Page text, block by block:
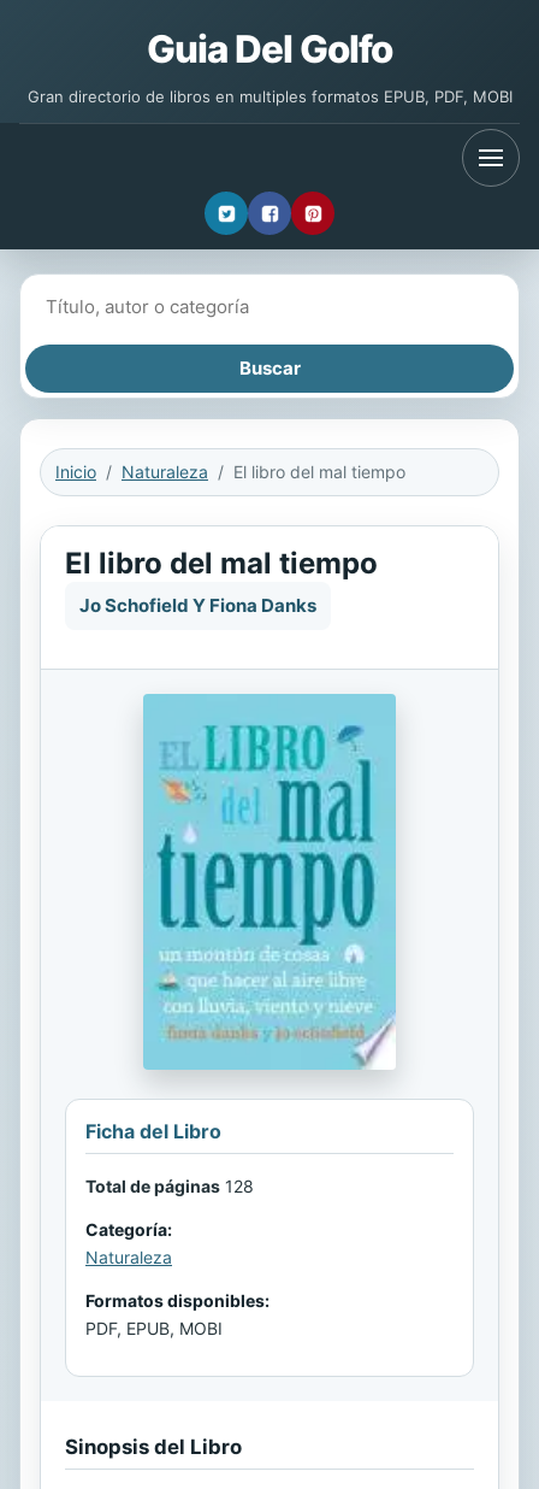
Guia Del Golfo
Gran directorio de libros en multiples formatos EPUB, PDF, MOBI
Inicio Naturaleza El libro del mal tiempo
El libro del mal tiempo
Jo Schofield Y Fiona Danks
Ficha del Libro
Total de páginas 128
Categoría:
Naturaleza
Formatos disponibles:
PDF, EPUB, MOBI
Sinopsis del Libro